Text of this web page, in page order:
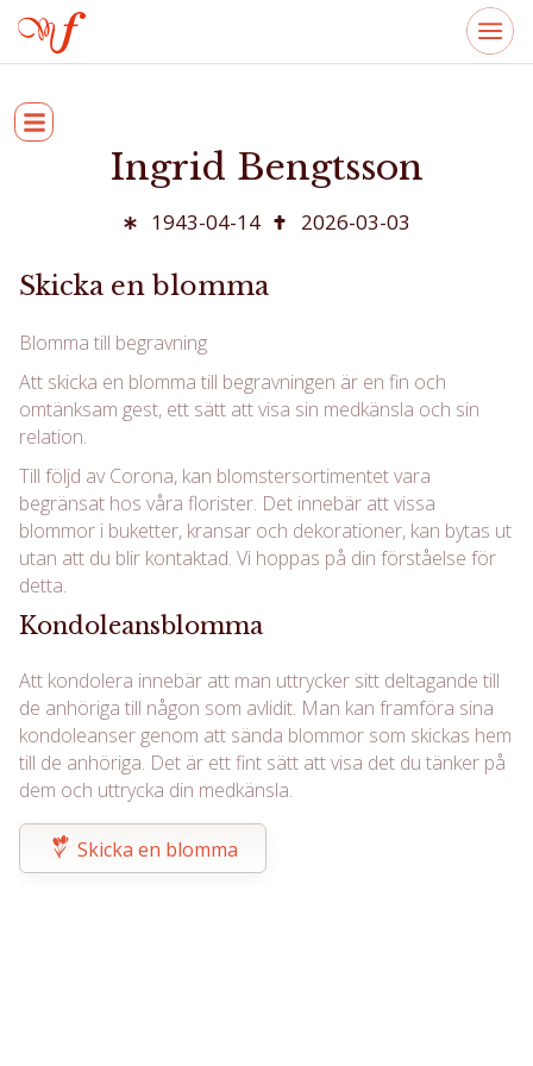
Ingrid Bengtsson
1943-04-14 2026-03-03
Skicka en blomma
Blomma till begravning
Att skicka en blomma till begravningen är en fin och
omtänksam gest, ett sätt att visa sin medkänsla och sin
relation.
Till följd av Corona, kan blomstersortimentet vara
begränsat hos våra florister. Det innebär att vissa
blommor i buketter, kransar och dekorationer, kan bytas ut
utan att du blir kontaktad. Vi hoppas på din förståelse för
detta.
Kondoleansblomma
Att kondolera innebär att man uttrycker sitt deltagande till
de anhöriga till någon som avlidit. Man kan framföra sina
kondoleanser genom att sända blommor som skickas hem
till de anhöriga. Det är ett fint sätt att visa det du tänker på
dem och uttrycka din medkänsla.
Skicka en blomma